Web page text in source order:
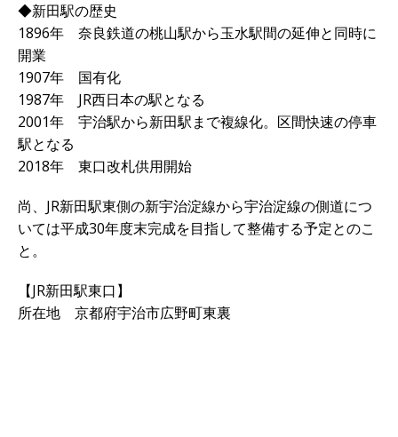
◆新田駅の歴史
1896年 奈良鉄道の桃山駅から玉水駅間の延伸と同時に
開業
1907年 国有化
1987年 JR西日本の駅となる
2001年 宇治駅から新田駅まで複線化。区間快速の停車
駅となる
2018年 東口改札供用開始
尚、JR新田駅東側の新宇治淀線から宇治淀線の側道につ
いては平成30年度末完成を目指して整備する予定とのこ
と。
【JR新田駅東口】
所在地 京都府宇治市広野町東裏